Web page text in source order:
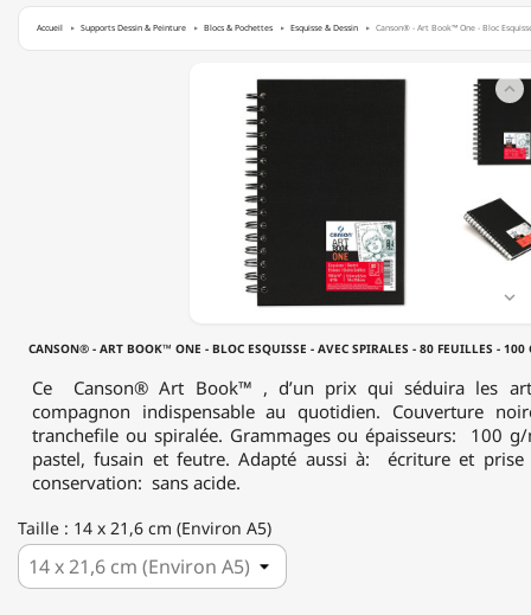
Accueil Supports Dessin & Peinture Blocs & Pochettes Esquisse & Dessin Canson® - Art Book™ One - Bloc
80
100
G/M²
ENVIRON
A5
(14
X
21,6
CM)
CANSON® - ART BOOK™ ONE - BLOC ESQUISSE - AVEC SPIRALES - 80 FEUILLES -


Ce Canson® Art Book™ , d’un prix qui séduira les
compagnon indispensable au quotidien. Couverture
tranchefile ou spiralée. Grammages ou épaisseurs: 100
pastel, fusain et feutre. Adapté aussi à: écriture et prise
conservation: sans acide.
Taille : 14 x 21,6 cm (Environ A5)